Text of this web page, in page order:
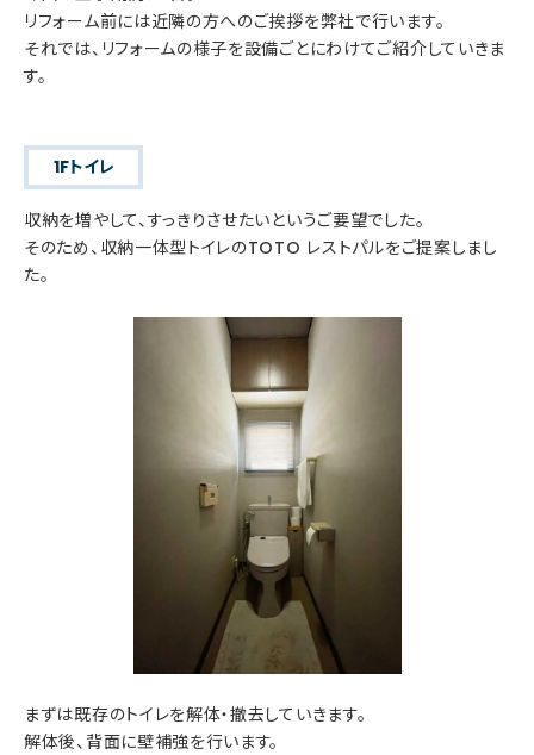
リフォーム前には近隣の方へのご挨拶を弊社で行います。
それでは、リフォームの様子を設備ごとにわけてご紹介していきま
す。
1Fトイレ
収納を増やして、すっきりさせたいというご要望でした。
そのため、収納一体型トイレのTOTO レストパルをご提案しまし
た。
まずは既存のトイレを解体・撤去していきます。
解体後、背面に壁補強を行います。